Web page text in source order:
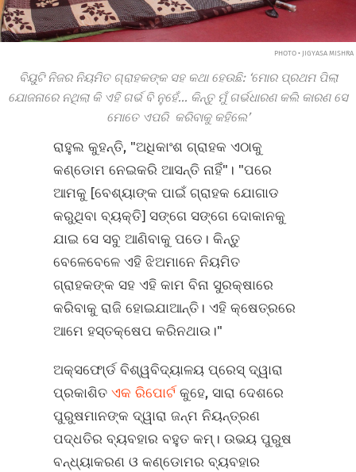
PHOTO • JIGYASA MISHRA
ବିୟୁଟି ନିଜର ନିୟମିତ ଗ୍ରାହକଙ୍କ ସହ କଥା ହେଉଛି: ‘ମୋର ପ୍ରଥମ ପିଲା
ଯୋଜନାରେ ନଥିଲା କି ଏହି ଗର୍ଭ ବି ନୁହେଁ... କିନ୍ତୁ ମୁଁ ଗର୍ଭଧାରଣ କଲି କାରଣ ସେ
ମୋତେ ଏପରି କରିବାକୁ କହିଲେ’
ରାହୁଲ କୁହନ୍ତି, "ଅଧିକାଂଶ ଗ୍ରାହକ ଏଠାକୁ
କଣ୍ଡୋମ ନେଇକରି ଆସନ୍ତି ନାହିଁ"। "ପରେ
ଆମକୁ [ବେଶ୍ୟାଙ୍କ ପାଇଁ ଗ୍ରାହକ ଯୋଗାଡ
କରୁଥିବା ବ୍ୟକ୍ତି] ସଙ୍ଗେ ସଙ୍ଗେ ଦୋକାନକୁ
ଯାଇ ସେ ସବୁ ଆଣିବାକୁ ପଡେ। କିନ୍ତୁ
ବେଳେବେଳେ ଏହି ଝିଅମାନେ ନିୟମିତ
ଗ୍ରାହକଙ୍କ ସହ ଏହି କାମ ବିନା ସୁରକ୍ଷାରେ
କରିବାକୁ ରାଜି ହୋଇଯାଆନ୍ତି। ଏହି କ୍ଷେତ୍ରରେ
ଆମେ ହସ୍ତକ୍ଷେପ କରିନଥାଉ।"
ଅକ୍ସଫୋ୍ର୍ଡ ବିଶ୍ୱବିଦ୍ୟାଳୟ ପ୍ରେସ୍‍ ଦ୍ୱାରା
ପ୍ରକାଶିତଏକ ରିପୋର୍ଟକୁହେ, ସାରା ଦେଶରେ
ପୁରୁଷମାନଙ୍କ ଦ୍ୱାରା ଜନ୍ମ ନିୟନ୍ତ୍ରଣ
ପଦ୍ଧତିର ବ୍ୟବହାର ବହୁତ କମ୍‍। ଉଭୟ ପୁରୁଷ
ବନ୍ଧ୍ୟାକରଣ ଓ କଣ୍ଡୋମର ବ୍ୟବହାର